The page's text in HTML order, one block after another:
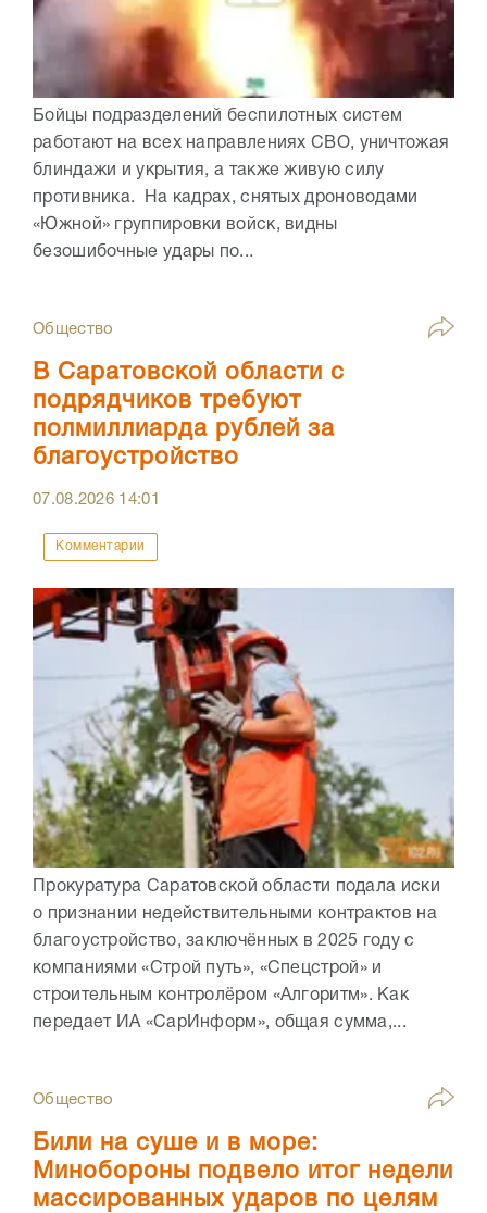
Бойцы подразделений беспилотных систем
работают на всех направлениях СВО, уничтожая
блиндажи и укрытия, а также живую силу
противника. На кадрах, снятых дроноводами
«Южной» группировки войск, видны
безошибочные удары по...
Общество
В Саратовской области с
подрядчиков требуют
полмиллиарда рублей за
благоустройство
07.08.2026 14:01
Комментарии
Прокуратура Саратовской области подала иски
о признании недействительными контрактов на
благоустройство, заключённых в 2025 году с
компаниями «Строй путь», «Спецстрой» и
строительным контролёром «Алгоритм». Как
передает ИА «СарИнформ», общая сумма,...
Общество
Били на суше и в море:
Минобороны подвело итог недели
массированных ударов по целям